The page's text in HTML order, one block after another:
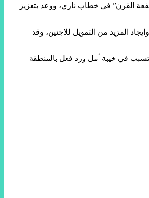
القرن” فى خطاب ناري، ووعد بتعزيز
المزيد من التمويل للاجئين، وقد
في خيبة أمل ورد فعل بالمنطقة